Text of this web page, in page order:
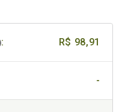
: R$ 98,91
-